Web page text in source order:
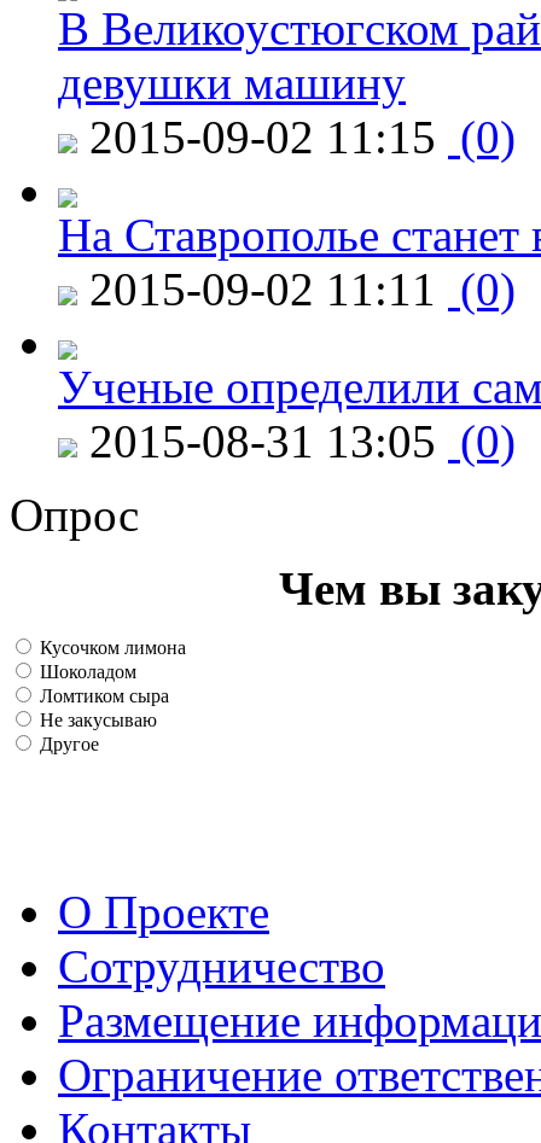
В Великоустюгском
девушки машину
2015-09-02 11:15 (0)
На Ставрополье
2015-09-02 11:11 (0)
Ученые определили
2015-08-31 13:05 (0)
Опрос
Чем вы
Кусочком лимона
Шоколадом
Ломтиком сыра
Не закусываю
Другое
О Проекте
Сотрудничество
Размещение
Ограничение
Контакты